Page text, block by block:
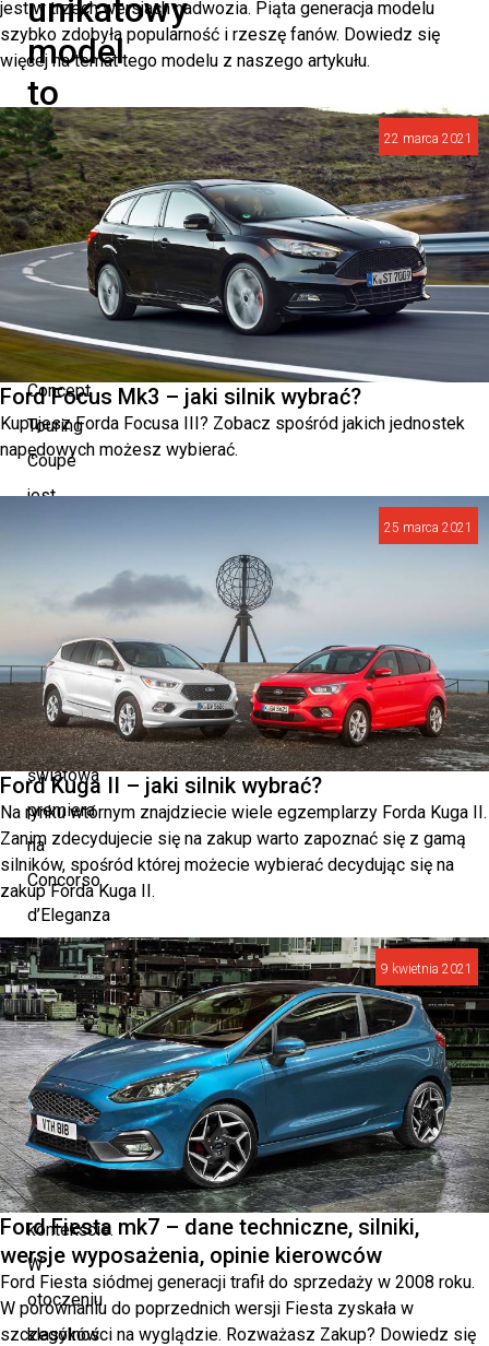
unikatowy
model
to
hołd
dla
ponadczasowej
fascynacji
motoryzacją
BMW
Concept
Touring
Coupé
jest
ponadczasowej
fascynacji
motoryzacją,
jego
światowa
premiera
na
Concorso
d’Eleganza
Villa
d’Este
2023
umieszcza
go
w
odpowiednim
historycznym
kontekście.
W
otoczeniu
klasyków
jest w trzech wersjach nadwozia. Piąta generacja modelu
szybko zdobyła popularność i rzeszę fanów. Dowiedz się
więcej na temat tego modelu z naszego artykułu.
22 marca 2021
Ford Focus Mk3 – jaki silnik wybrać?
Kupujesz Forda Focusa III? Zobacz spośród jakich jednostek
napędowych możesz wybierać.
25 marca 2021
Ford Kuga II – jaki silnik wybrać?
Na rynku wtórnym znajdziecie wiele egzemplarzy Forda Kuga II.
Zanim zdecydujecie się na zakup warto zapoznać się z gamą
silników, spośród której możecie wybierać decydując się na
zakup Forda Kuga II.
9 kwietnia 2021
Ford Fiesta mk7 – dane techniczne, silniki,
wersje wyposażenia, opinie kierowców
Ford Fiesta siódmej generacji trafił do sprzedaży w 2008 roku.
W porównaniu do poprzednich wersji Fiesta zyskała w
szczególności na wyglądzie. Rozważasz Zakup? Dowiedz się